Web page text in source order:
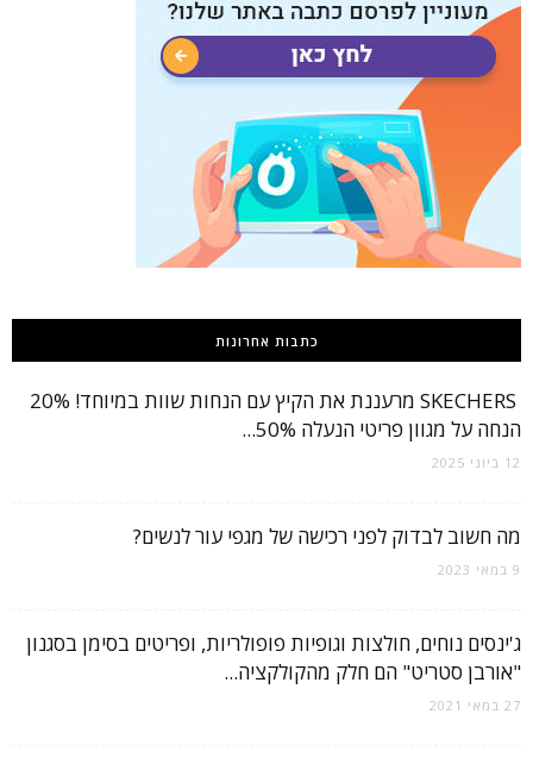
כתבות אחרונות
SKECHERS מרעננת את הקיץ עם הנחות שוות במיוחד! 20%
הנחה על מגוון פריטי הנעלה 50%...
12 ביוני 2025
מה חשוב לבדוק לפני רכישה של מגפי עור לנשים?
9 במאי 2023
ג'ינסים נוחים, חולצות וגופיות פופולריות, ופריטים בסימן בסגנון
"אורבן סטריט" הם חלק מהקולקציה...
27 במאי 2021